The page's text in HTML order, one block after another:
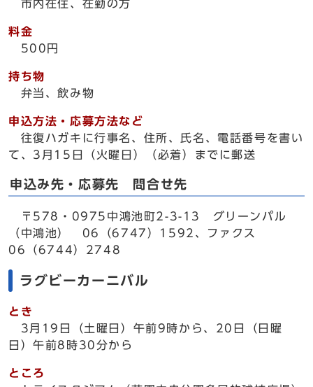
市内在住、在勤の方
料金
500円
持ち物
弁当、飲み物
申込方法・応募方法など
往復ハガキに行事名、住所、氏名、電話番号を書い
て、3月15日（火曜日）（必着）までに郵送
申込み先・応募先 問合せ先
〒578・0975中鴻池町2-3-13 グリーンパル
（中鴻池） 06（6747）1592、ファクス
06（6744）2748
ラグビーカーニバル
とき
3月19日（土曜日）午前9時から、20日（日曜
日）午前8時30分から
ところ